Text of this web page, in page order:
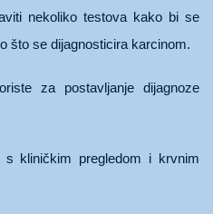
nekoliko testova kako bi se
što se dijagnosticira karcinom.
za postavljanje dijagnoze
s kliničkim pregledom i krvnim